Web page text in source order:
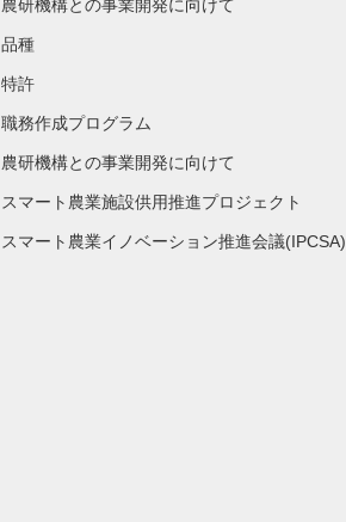
農研機構との事業開発に向けて
品種
特許
職務作成プログラム
農研機構との事業開発に向けて
スマート農業施設供用推進プロジェクト
スマート農業イノベーション推進会議(IPCSA)